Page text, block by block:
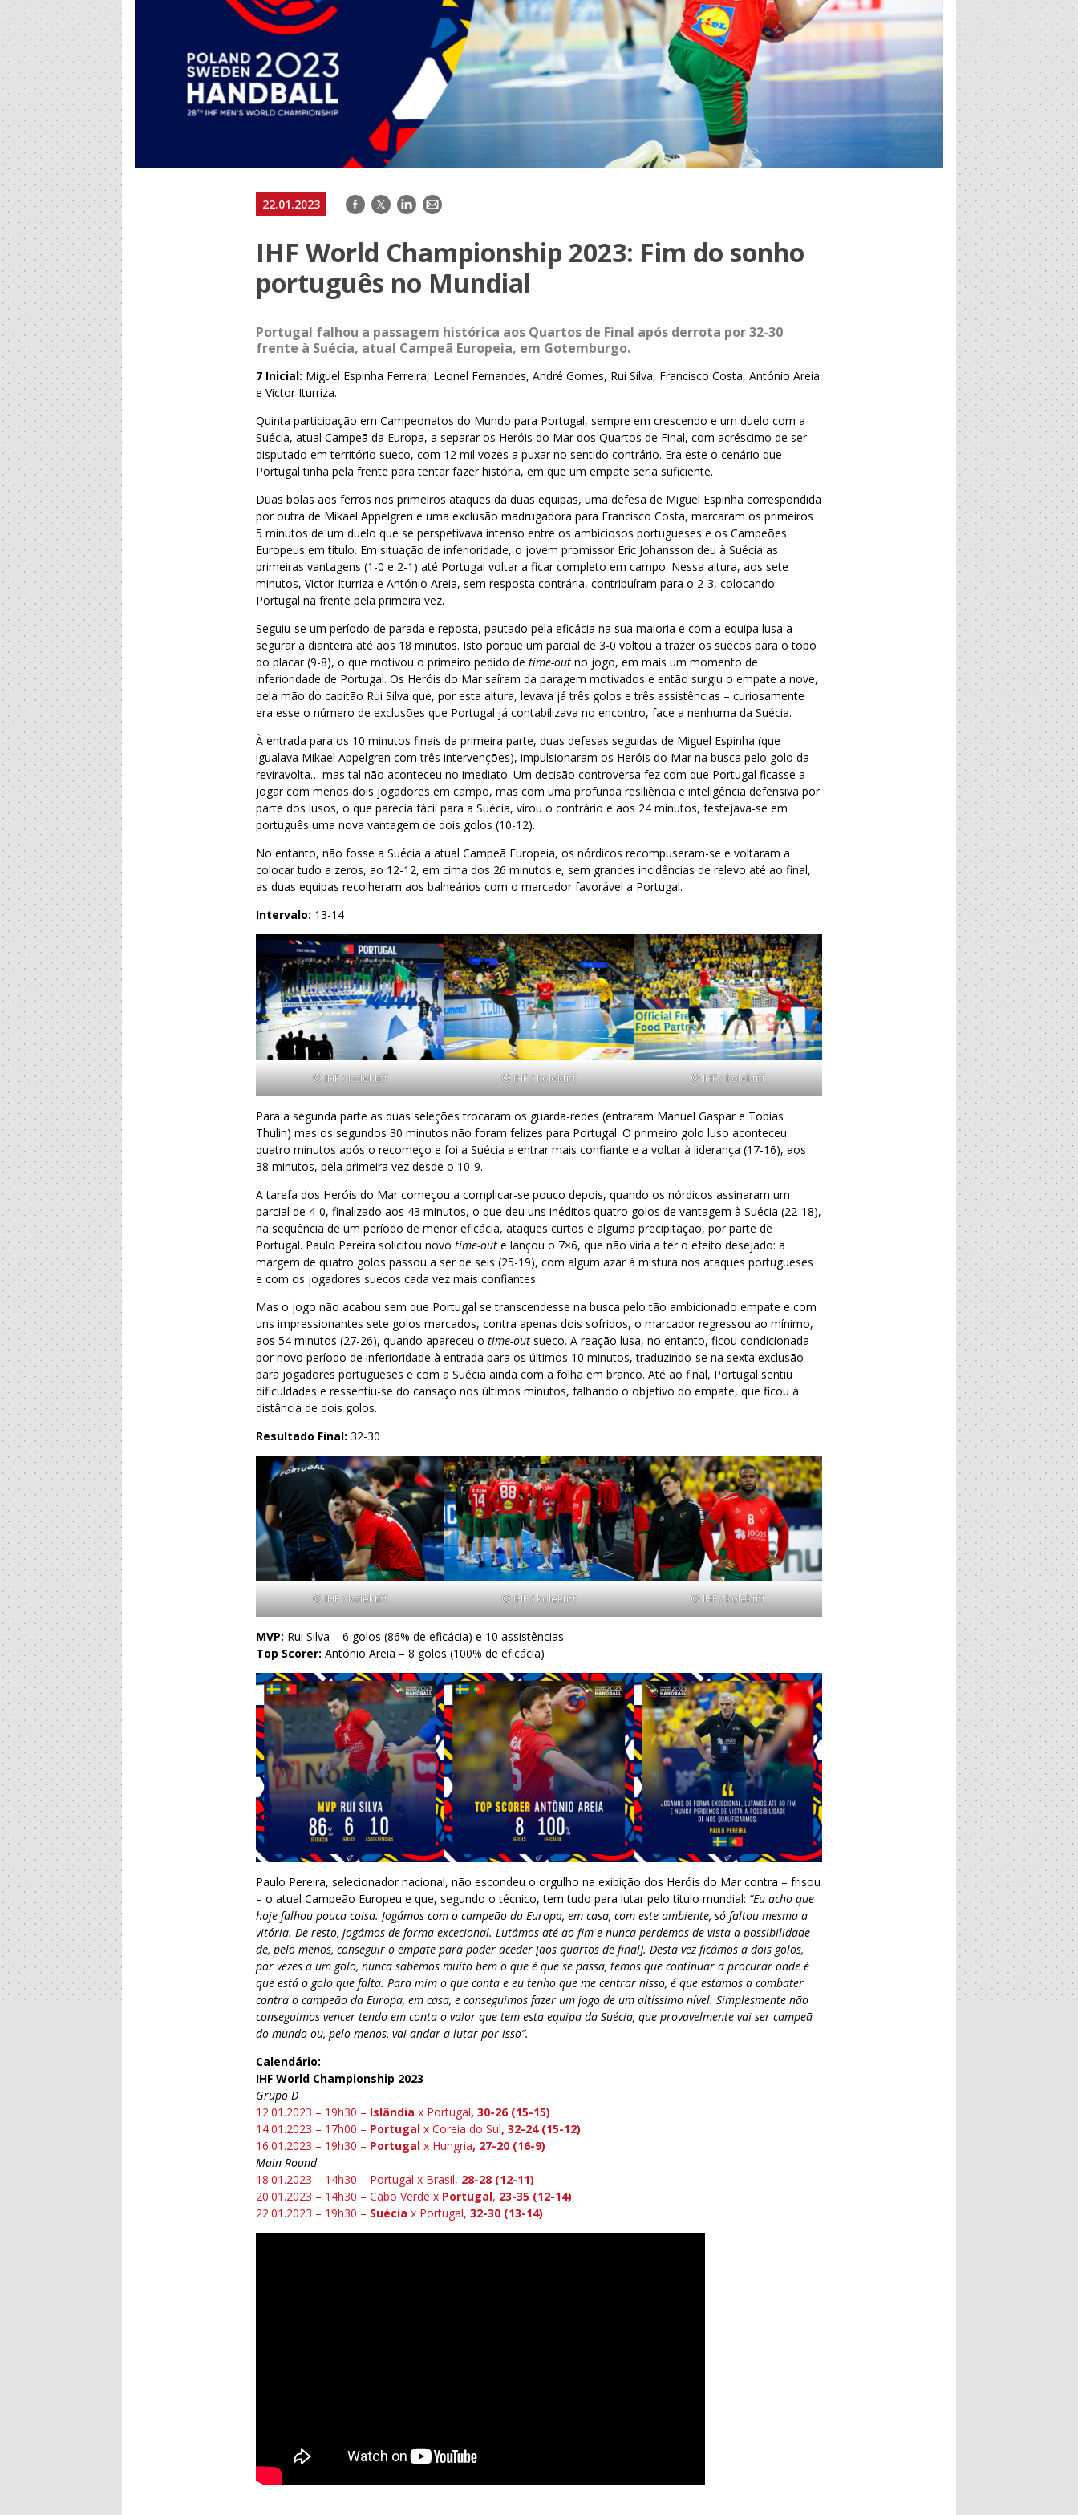
22.01.2023 Facebook
TwitterLinkedIn
E-
IHF World Championship 2023: Fim do sonho
português no Mundial
Portugal falhou a passagem histórica aos Quartos de Final após derrota por 32-30
frente à Suécia, atual Campeã Europeia, em Gotemburgo.
7 Inicial: Miguel Espinha Ferreira, Leonel Fernandes, André Gomes, Rui Silva, Francisco Costa, António Areia
e Victor Iturriza.
Quinta participação em Campeonatos do Mundo para Portugal, sempre em crescendo e um duelo com a
Suécia, atual Campeã da Europa, a separar os Heróis do Mar dos Quartos de Final, com acréscimo de ser
disputado em território sueco, com 12 mil vozes a puxar no sentido contrário. Era este o cenário que
Portugal tinha pela frente para tentar fazer história, em que um empate seria suficiente.
Duas bolas aos ferros nos primeiros ataques da duas equipas, uma defesa de Miguel Espinha correspondida
por outra de Mikael Appelgren e uma exclusão madrugadora para Francisco Costa, marcaram os primeiros
5 minutos de um duelo que se perspetivava intenso entre os ambiciosos portugueses e os Campeões
Europeus em título. Em situação de inferioridade, o jovem promissor Eric Johansson deu à Suécia as
primeiras vantagens (1-0 e 2-1) até Portugal voltar a ficar completo em campo. Nessa altura, aos sete
minutos, Victor Iturriza e António Areia, sem resposta contrária, contribuíram para o 2-3, colocando
Portugal na frente pela primeira vez.
Seguiu-se um período de parada e reposta, pautado pela eficácia na sua maioria e com a equipa lusa a
segurar a dianteira até aos 18 minutos. Isto porque um parcial de 3-0 voltou a trazer os suecos para o topo
do placar (9-8), o que motivou o primeiro pedido detime-outno jogo, em mais um momento de
inferioridade de Portugal. Os Heróis do Mar saíram da paragem motivados e então surgiu o empate a nove,
pela mão do capitão Rui Silva que, por esta altura, levava já três golos e três assistências – curiosamente
era esse o número de exclusões que Portugal já contabilizava no encontro, face a nenhuma da Suécia.
À entrada para os 10 minutos finais da primeira parte, duas defesas seguidas de Miguel Espinha (que
igualava Mikael Appelgren com três intervenções), impulsionaram os Heróis do Mar na busca pelo golo da
reviravolta… mas tal não aconteceu no imediato. Um decisão controversa fez com que Portugal ficasse a
jogar com menos dois jogadores em campo, mas com uma profunda resiliência e inteligência defensiva por
parte dos lusos, o que parecia fácil para a Suécia, virou o contrário e aos 24 minutos, festejava-se em
português uma nova vantagem de dois golos (10-12).
No entanto, não fosse a Suécia a atual Campeã Europeia, os nórdicos recompuseram-se e voltaram a
colocar tudo a zeros, ao 12-12, em cima dos 26 minutos e, sem grandes incidências de relevo até ao final,
as duas equipas recolheram aos balneários com o marcador favorável a Portugal.
Intervalo: 13-14
© IHF / kolektiff © IHF / kolektiff © IHF / kolektiff
Para a segunda parte as duas seleções trocaram os guarda-redes (entraram Manuel Gaspar e Tobias
Thulin) mas os segundos 30 minutos não foram felizes para Portugal. O primeiro golo luso aconteceu
quatro minutos após o recomeço e foi a Suécia a entrar mais confiante e a voltar à liderança (17-16), aos
38 minutos, pela primeira vez desde o 10-9.
A tarefa dos Heróis do Mar começou a complicar-se pouco depois, quando os nórdicos assinaram um
parcial de 4-0, finalizado aos 43 minutos, o que deu uns inéditos quatro golos de vantagem à Suécia (22-18),
na sequência de um período de menor eficácia, ataques curtos e alguma precipitação, por parte de
Portugal. Paulo Pereira solicitou novotime-out e lançou o 7×6, que não viria a ter o efeito desejado: a
margem de quatro golos passou a ser de seis (25-19), com algum azar à mistura nos ataques portugueses
e com os jogadores suecos cada vez mais confiantes.
Mas o jogo não acabou sem que Portugal se transcendesse na busca pelo tão ambicionado empate e com
uns impressionantes sete golos marcados, contra apenas dois sofridos, o marcador regressou ao mínimo,
aos 54 minutos (27-26), quando apareceu otime-out sueco. A reação lusa, no entanto, ficou condicionada
por novo período de inferioridade à entrada para os últimos 10 minutos, traduzindo-se na sexta exclusão
para jogadores portugueses e com a Suécia ainda com a folha em branco. Até ao final, Portugal sentiu
dificuldades e ressentiu-se do cansaço nos últimos minutos, falhando o objetivo do empate, que ficou à
distância de dois golos.
Resultado Final: 32-30
© IHF / kolektiff © IHF / kolektiff © IHF / kolektiff
MVP: Rui Silva – 6 golos (86% de eficácia) e 10 assistências
Top Scorer: António Areia – 8 golos (100% de eficácia)
Paulo Pereira, selecionador nacional, não escondeu o orgulho na exibição dos Heróis do Mar contra – frisou
– o atual Campeão Europeu e que, segundo o técnico, tem tudo para lutar pelo título mundial: “Eu acho que
hoje falhou pouca coisa. Jogámos com o campeão da Europa, em casa, com este ambiente, só faltou mesma a
vitória. De resto, jogámos de forma excecional. Lutámos até ao fim e nunca perdemos de vista a possibilidade
de, pelo menos, conseguir o empate para poder aceder [aos quartos de final]. Desta vez ficámos a dois golos,
por vezes a um golo, nunca sabemos muito bem o que é que se passa, temos que continuar a procurar onde é
que está o golo que falta. Para mim o que conta e eu tenho que me centrar nisso, é que estamos a combater
contra o campeão da Europa, em casa, e conseguimos fazer um jogo de um altíssimo nível. Simplesmente não
conseguimos vencer tendo em conta o valor que tem esta equipa da Suécia, que provavelmente vai ser campeã
do mundo ou, pelo menos, vai andar a lutar por isso”.
Calendário:
IHF World Championship 2023
Grupo D
12.01.2023 – 19h30 – Islândiax Portugal, 30-26 (15-15)
14.01.2023 – 17h00 – Portugalx Coreia do Sul,32-24 (15-12)
16.01.2023 – 19h30 – Portugalx Hungria, 27-20 (16-9)
Main Round
18.01.2023 – 14h30 – Portugal x Brasil, 28-28 (12-11)
20.01.2023 – 14h30 – Cabo Verde x Portugal, 23-35 (12-14)
22.01.2023 – 19h30 – Suéciax Portugal,32-30 (13-14)